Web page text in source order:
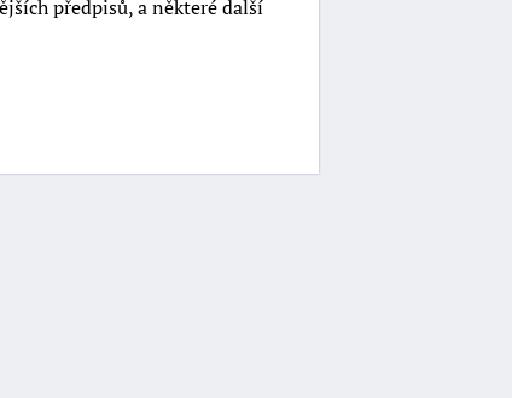
předpisů, a některé další